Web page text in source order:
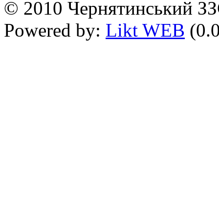
© 2010 Чернятинський
Powered by: Likt WEB